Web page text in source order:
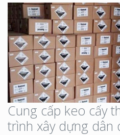
Cung cấp keo cấy
trình xây dựng dân